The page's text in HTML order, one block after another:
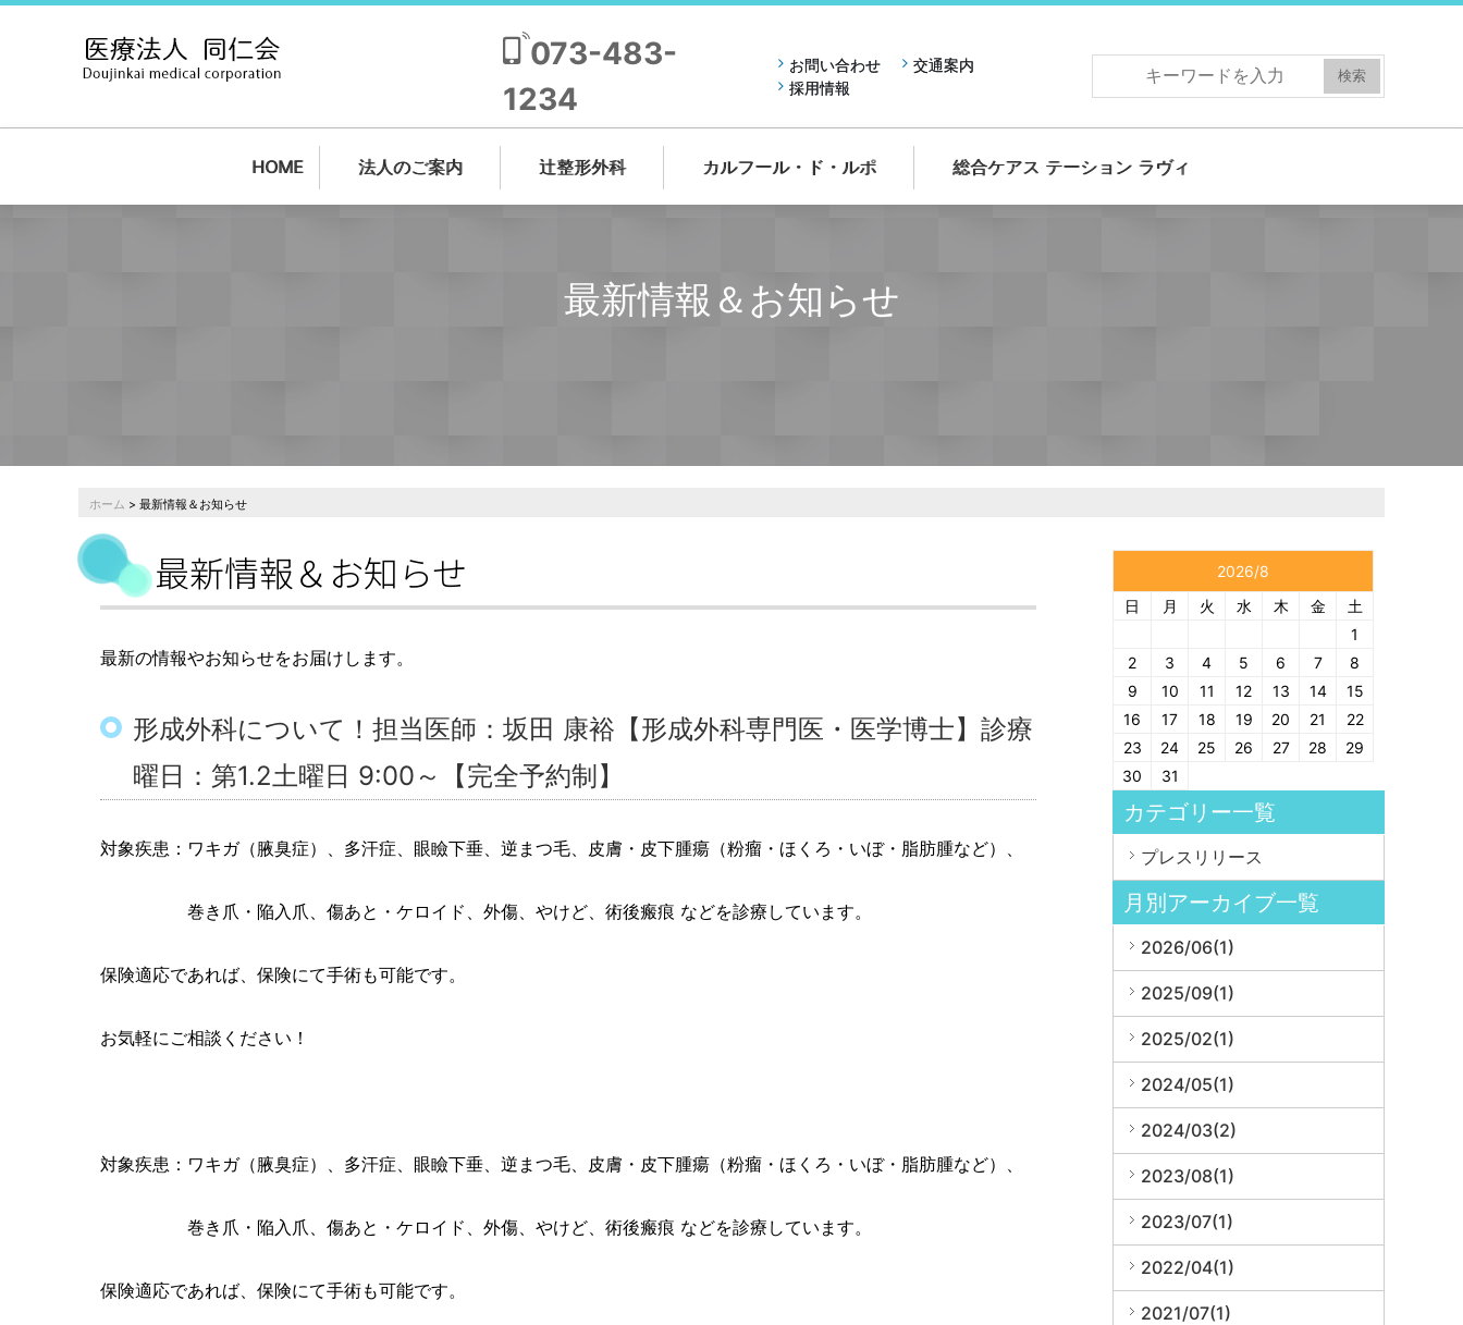
073-483-
1234
お問い合わせ
交通案内
採用情報
HOME 法人のご案内 辻整形外科 カルフール・ド・ルポ 総合ケアス テーション ラヴィ
最新情報＆お知らせ
ホーム > 最新情報＆お知らせ
最新情報＆お知らせ
最新の情報やお知らせをお届けします。
形成外科について！担当医師：坂田 康裕【形成外科専門医・医学博士】診療
曜日：第1.2土曜日 9:00～【完全予約制】
対象疾患：ワキガ（腋臭症）、多汗症、眼瞼下垂、逆まつ毛、皮膚・皮下腫瘍（粉瘤・ほくろ・いぼ・脂肪腫など）、
巻き爪・陥入爪、傷あと・ケロイド、外傷、やけど、術後瘢痕 などを診療しています。
保険適応であれば、保険にて手術も可能です。
お気軽にご相談ください！
対象疾患：ワキガ（腋臭症）、多汗症、眼瞼下垂、逆まつ毛、皮膚・皮下腫瘍（粉瘤・ほくろ・いぼ・脂肪腫など）、
巻き爪・陥入爪、傷あと・ケロイド、外傷、やけど、術後瘢痕 などを診療しています。
保険適応であれば、保険にて手術も可能です。
2026/8
日
月 火 水 木 金
土
1
2
3 4 5 6 7
8
9
10 11 12 13 14
15
16
17 18 19 20 21
22
23
24 25 26 27 28
29
30
31
カテゴリー一覧
プレスリリース
月別アーカイブ一覧
2026/06(1)
2025/09(1)
2025/02(1)
2024/05(1)
2024/03(2)
2023/08(1)
2023/07(1)
2022/04(1)
2021/07(1)